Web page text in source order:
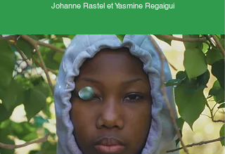
Johanne Rastel et Yasmine Regaigui